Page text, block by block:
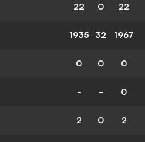
22 0 22
1935 32 1967
0 0 0
- - 0
2 0 2